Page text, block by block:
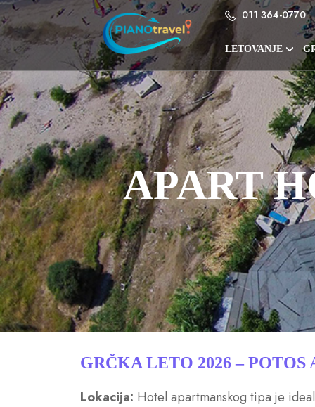
LETOVANJE
011 364-0770
APART
GRČKA LETO 2026 – POTOS
Lokacija: Hotel apartmanskog tipa je